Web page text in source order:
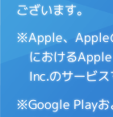
ございます。
※Apple、Apple
におけるApple
Inc.のサービス
※Google Playお